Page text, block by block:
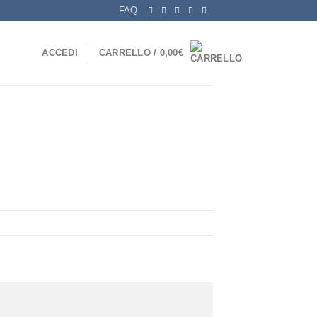
FAQ
ACCEDI CARRELLO / 0,00€